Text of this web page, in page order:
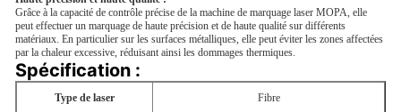
Grâce à la capacité de contrôle précise de la machine de marquage laser MOPA, elle
peut effectuer un marquage de haute précision et de haute qualité sur différents
matériaux. En particulier sur les surfaces métalliques, elle peut éviter les zones affectées
par la chaleur excessive, réduisant ainsi les dommages thermiques.
Spécification :
Type de laser Fibre